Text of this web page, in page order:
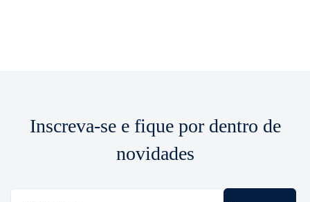
Inscreva-se e fique por dentro de
novidades